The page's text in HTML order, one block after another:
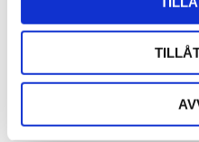
Genomsnittlig
mätning/sek): 4,5
Strömpuls: 100 mA
Uppvärmningstid: